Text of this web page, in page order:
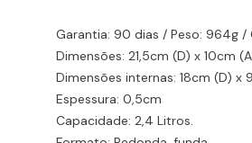
Garantia: 90 dias / Peso: 964g /
Dimensões: 21,5cm (D) x 10cm
Dimensões internas: 18cm (D) x
Espessura: 0,5cm
Capacidade: 2,4 Litros.